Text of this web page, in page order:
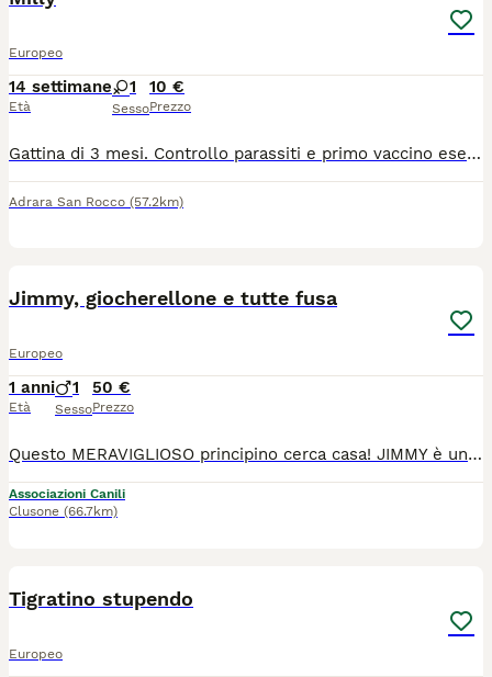
Europeo
14 settimane
Età
1
Sesso
10 €
Prezzo
Gattina di 3 mesi. Controllo parassiti e primo vaccino eseguito, come da libretto veterinario che sarà consegnato. Insieme alla gattina si regala il suo corredo: ciotole, casetta per lettiera, tiragraffi e giocattoli. Regalo ma l'app obbliga a indicare importo minimo di 10€
Adrara San Rocco (57.2km)
Jimmy, giocherellone e tutte fusa
Europeo
1 anni
Età
1
Sesso
50 €
Prezzo
Questo MERAVIGLIOSO principino cerca casa! JIMMY è un gatto simpaticissimo, si struscia, fa un sacco di fusa, dà le testatine (dopo averti adeguatamente studiato eh, con un attimo di pazienza!), gioca come un matto con tutto e gli piacerebbe avere un compagno di giochi. Ha passato il suo primo anno di vita da randagio, ma ha sempre cercato il contatto umano entrando in casa ed ora finalmente avrà quello che desidera! 1 anno 🦟Spulciato 🪱Sverminato 🔗 Chippato 💉 castrato 🥰 Testato FIV e FELV negativo 💩 test giardia e parassiti negativi. Colloquio conoscitivo di persona o in videochiamata per dare consigli giusti per la sicurezza dei mici e il corretto inserimento. 🌍 Si trovano a #Clusone in provincia di #Bergamo ma ci si sposta nelle province limitrofe. 📞 328.3846864 (no messaggi sotto il post o in Messenger di facebook, grazie)uesto MERAVIGLIOSO principino cerca casa! JIMMY è un gatto simpaticissimo, si struscia, fa un sacco di fusa, dà le testatine (dopo averti adeguatamente studiato eh, con un attimo di pazienza!), gioca come un matto con tutto e gli piacerebbe avere un compagno di giochi. Ha passato il suo primo anno di vita da randagio, ma ha sempre cercato il contatto umano entrando in casa ed ora finalmente avrà quello che desidera! 1 anno, Spulciato, Sverminato, Chippato, castrato, Testato FIV e FELV negativo, test giardia e parassiti negativi. Colloquio conoscitivo di persona o in videochiamata per dare consigli giusti per la sicurezza dei mici e il corretto inserimento.
Associazioni Canili
Clusone (66.7km)
Tigratino stupendo
Europeo